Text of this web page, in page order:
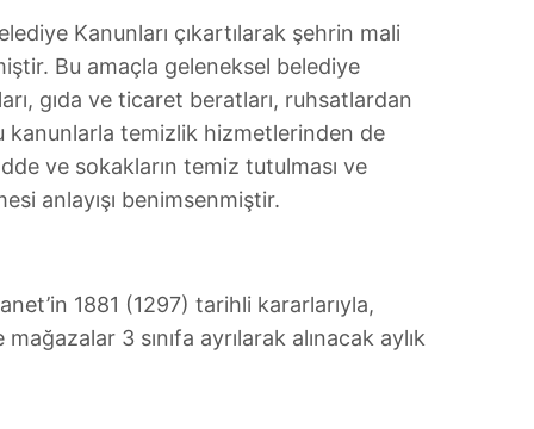
Kanunları çıkartılarak şehrin mali
Bu amaçla geleneksel belediye
gıda ve ticaret beratları, ruhsatlardan
kanunlarla temizlik hizmetlerinden de
ve sokakların temiz tutulması ve
anlayışı benimsenmiştir.
1881 (1297) tarihli kararlarıyla,
3 sınıfa ayrılarak alınacak aylık